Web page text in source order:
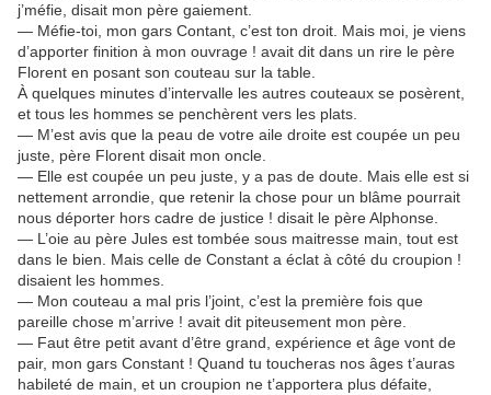
j’méfie, disait mon père gaiement.
— Méfie-toi, mon gars Contant, c’est ton droit. Mais moi, je viens
d’apporter finition à mon ouvrage ! avait dit dans un rire le père
Florent en posant son couteau sur la table.
À quelques minutes d’intervalle les autres couteaux se posèrent,
et tous les hommes se penchèrent vers les plats.
— M’est avis que la peau de votre aile droite est coupée un peu
juste, père Florent disait mon oncle.
— Elle est coupée un peu juste, y a pas de doute. Mais elle est si
nettement arrondie, que retenir la chose pour un blâme pourrait
nous déporter hors cadre de justice ! disait le père Alphonse.
— L’oie au père Jules est tombée sous maitresse main, tout est
dans le bien. Mais celle de Constant a éclat à côté du croupion !
disaient les hommes.
— Mon couteau a mal pris l’joint, c’est la première fois que
pareille chose m’arrive ! avait dit piteusement mon père.
— Faut être petit avant d’être grand, expérience et âge vont de
pair, mon gars Constant ! Quand tu toucheras nos âges t’auras
habileté de main, et un croupion ne t’apportera plus défaite,